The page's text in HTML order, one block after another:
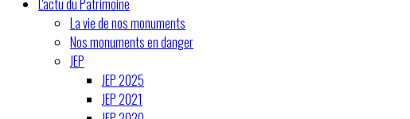
La vie de nos monuments
Nos monuments en danger
JEP
JEP 2025
JEP 2021